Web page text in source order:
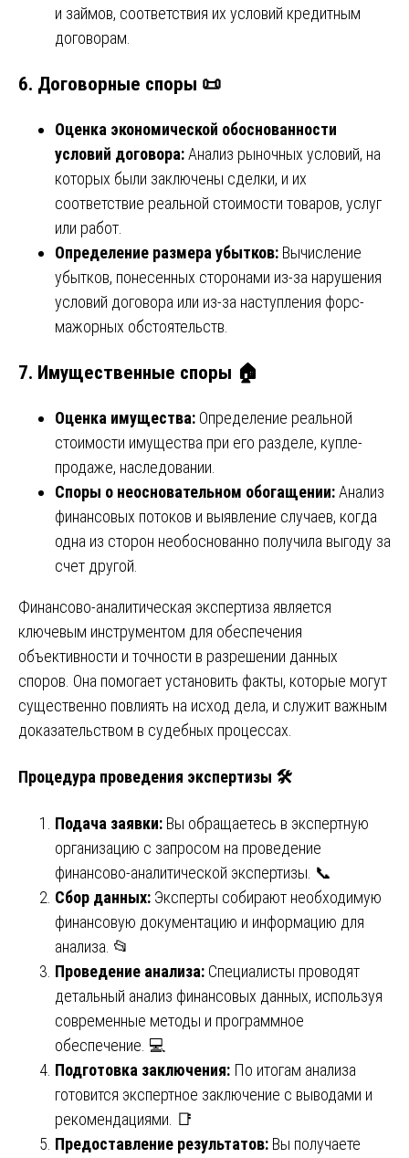
и займов, соответствия их условий кредитным
договорам.
6. Договорные споры 📜
Оценка экономической обоснованности
условий договора:Анализ рыночных условий, на
которых были заключены сделки, и их
соответствие реальной стоимости товаров, услуг
или работ.
Определение размера убытков: Вычисление
убытков, понесенных сторонами из-за нарушения
условий договора или из-за наступления форс-
мажорных обстоятельств.
7. Имущественные споры 🏠
Оценка имущества: Определение реальной
стоимости имущества при его разделе, купле-
продаже, наследовании.
Споры о неосновательном обогащении:Анализ
финансовых потоков и выявление случаев, когда
одна из сторон необоснованно получила выгоду за
счет другой.
Финансово-аналитическая экспертиза является
ключевым инструментом для обеспечения
объективности и точности в разрешении данных
споров. Она помогает установить факты, которые могут
существенно повлиять на исход дела, и служит важным
доказательством в судебных процессах.
Процедура проведения экспертизы 🛠️
Подача заявки: Вы обращаетесь в экспертную
организацию с запросом на проведение
финансово-аналитической экспертизы. 📞
Сбор данных: Эксперты собирают необходимую
финансовую документацию и информацию для
анализа. 📂
Проведение анализа: Специалисты проводят
детальный анализ финансовых данных, используя
современные методы и программное
обеспечение. 💻
Подготовка заключения: По итогам анализа
готовится экспертное заключение с выводами и
рекомендациями. 📑
Предоставление результатов: Вы получаете